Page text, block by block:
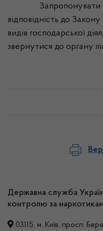
Запропонувати
відповідність до
видів господарської
звернутися до органу
Державна служба
контролю за
03115, м. Київ, просп.